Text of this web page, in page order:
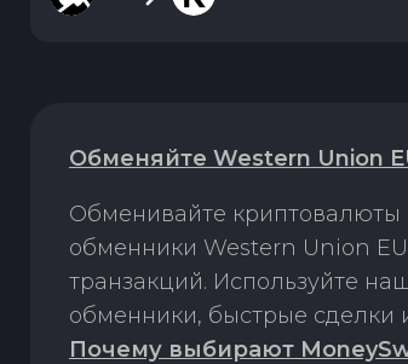
Обменяйте Western Union
Обменивайте криптовалюты
обменники Western Union
транзакций. Используйте
обменники, быстрые сделки
Почему выбирают